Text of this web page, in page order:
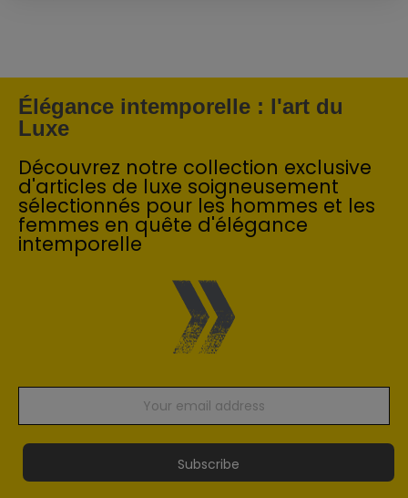
Élégance intemporelle : l'art du
Luxe
Découvrez notre collection exclusive
d'articles de luxe soigneusement
sélectionnés pour les hommes et les
femmes en quête d'élégance
intemporelle
Subscribe